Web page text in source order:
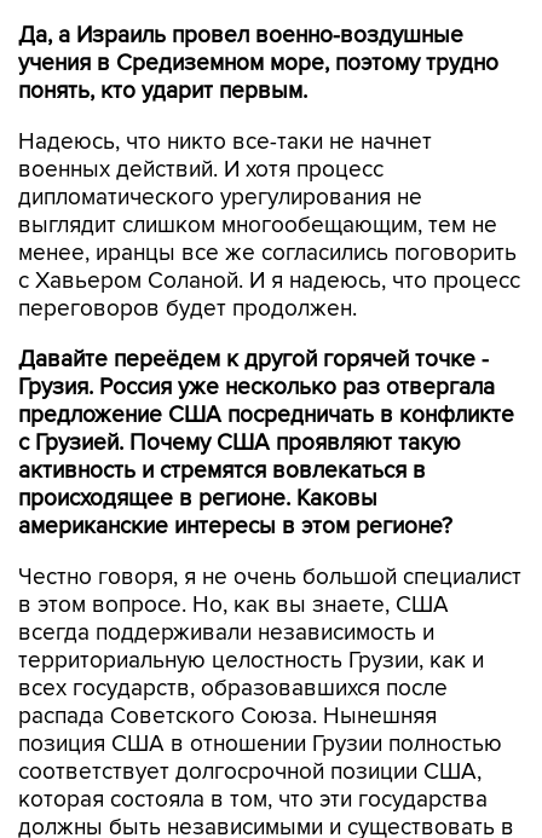
Да, а Израиль провел военно-воздушные
учения в Средиземном море, поэтому трудно
понять, кто ударит первым.
Надеюсь, что никто все-таки не начнет
военных действий. И хотя процесс
дипломатического урегулирования не
выглядит слишком многообещающим, тем не
менее, иранцы все же согласились поговорить
с Хавьером Соланой. И я надеюсь, что процесс
переговоров будет продолжен.
Давайте переёдем к другой горячей точке -
Грузия. Россия уже несколько раз отвергала
предложение США посредничать в конфликте
с Грузией. Почему США проявляют такую
активность и стремятся вовлекаться в
происходящее в регионе. Каковы
американские интересы в этом регионе?
Честно говоря, я не очень большой специалист
в этом вопросе. Но, как вы знаете, США
всегда поддерживали независимость и
территориальную целостность Грузии, как и
всех государств, образовавшихся после
распада Советского Союза. Нынешняя
позиция США в отношении Грузии полностью
соответствует долгосрочной позиции США,
которая состояла в том, что эти государства
должны быть независимыми и существовать в